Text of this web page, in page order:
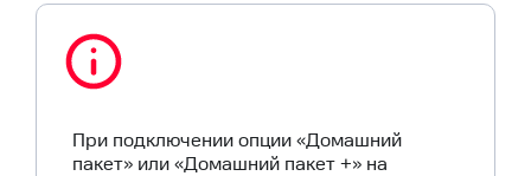
При подключении опции «Домашний
пакет» или «Домашний пакет +» на